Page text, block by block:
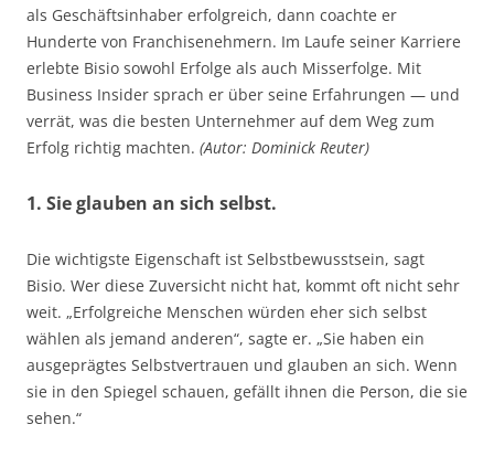
als Geschäftsinhaber erfolgreich, dann coachte er
Hunderte von Franchisenehmern. Im Laufe seiner Karriere
erlebte Bisio sowohl Erfolge als auch Misserfolge. Mit
Business Insider sprach er über seine Erfahrungen — und
verrät, was die besten Unternehmer auf dem Weg zum
Erfolg richtig machten. (Autor: Dominick Reuter)
1. Sie glauben an sich selbst.
Die wichtigste Eigenschaft ist Selbstbewusstsein, sagt
Bisio. Wer diese Zuversicht nicht hat, kommt oft nicht sehr
weit. „Erfolgreiche Menschen würden eher sich selbst
wählen als jemand anderen“, sagte er. „Sie haben ein
ausgeprägtes Selbstvertrauen und glauben an sich. Wenn
sie in den Spiegel schauen, gefällt ihnen die Person, die sie
sehen.“